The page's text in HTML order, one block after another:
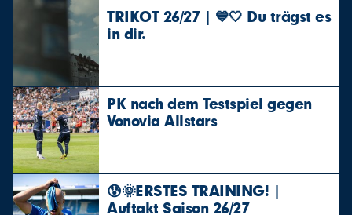
TRIKOT 26/27 | 💙🤍 Du trägst es
in dir.
PK nach dem Testspiel gegen
Vonovia Allstars
😰🌞ERSTES TRAINING! |
Auftakt Saison 26/27